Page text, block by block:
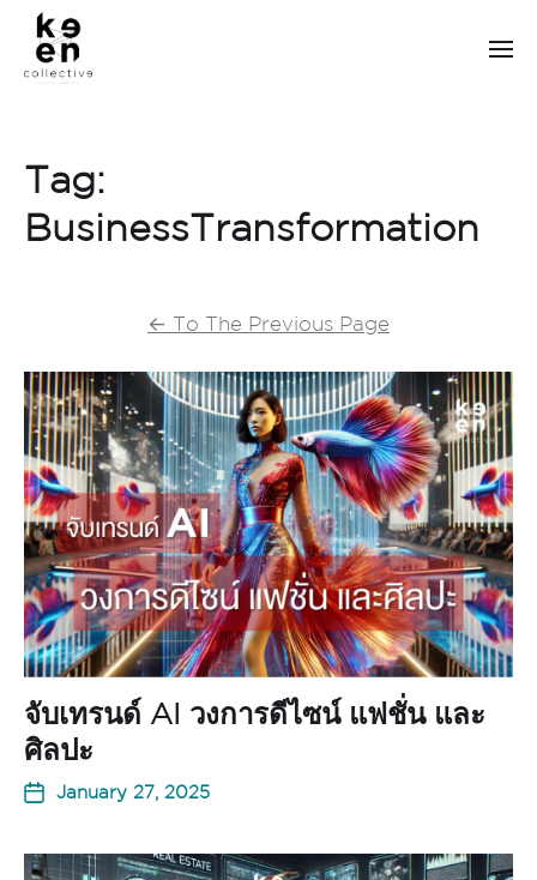
Tag:
BusinessTransformation
← To The Previous Page
จับเทรนด์ AI วงการดีไซน์ แฟชั่น และ
ศิลปะ
January 27, 2025